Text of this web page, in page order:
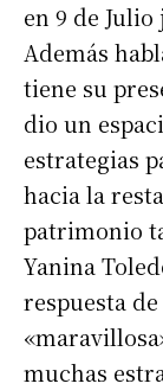
en 9 de
Además
tiene su
dio un
estrategias
hacia la
patrimonio
Yanina
respuesta
muchas